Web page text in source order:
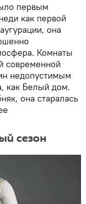
первым
как первой
она
Комнаты
современной
недопустимым
как Белый дом.
она старалась
сезон